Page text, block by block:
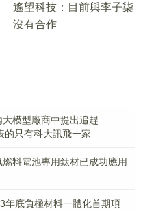
遙望科技：目前與李子柒
沒有合作
模型廠商中提出追趕
的只有科大訊飛一家
料電池專用鈦材已成功應用
年底負極材料一體化首期項